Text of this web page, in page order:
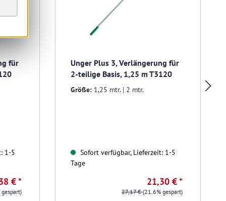
für
1-5
€ *
Unger Plus 3, Verlängerung für
2-teilige Basis, 1,25 m T3120
Größe: 1,25 mtr. | 2 mtr.
Sofort verfügbar, Lieferzeit: 1-5
Tage
21,30 € *
27,17 €(21.6% gespart)